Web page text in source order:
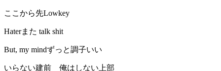
ここから先Lowkey
Haterまた talk shit
But, my mindずっと調子いい
いらない建前 俺はしない上部